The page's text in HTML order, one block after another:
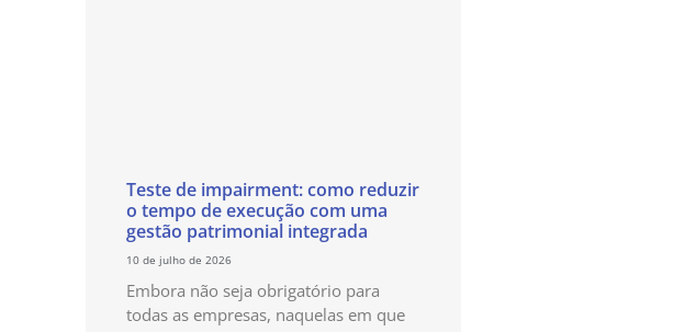
Teste de impairment: como reduzir
o tempo de execução com uma
gestão patrimonial integrada
10 de julho de 2026
Embora não seja obrigatório para
todas as empresas, naquelas em que